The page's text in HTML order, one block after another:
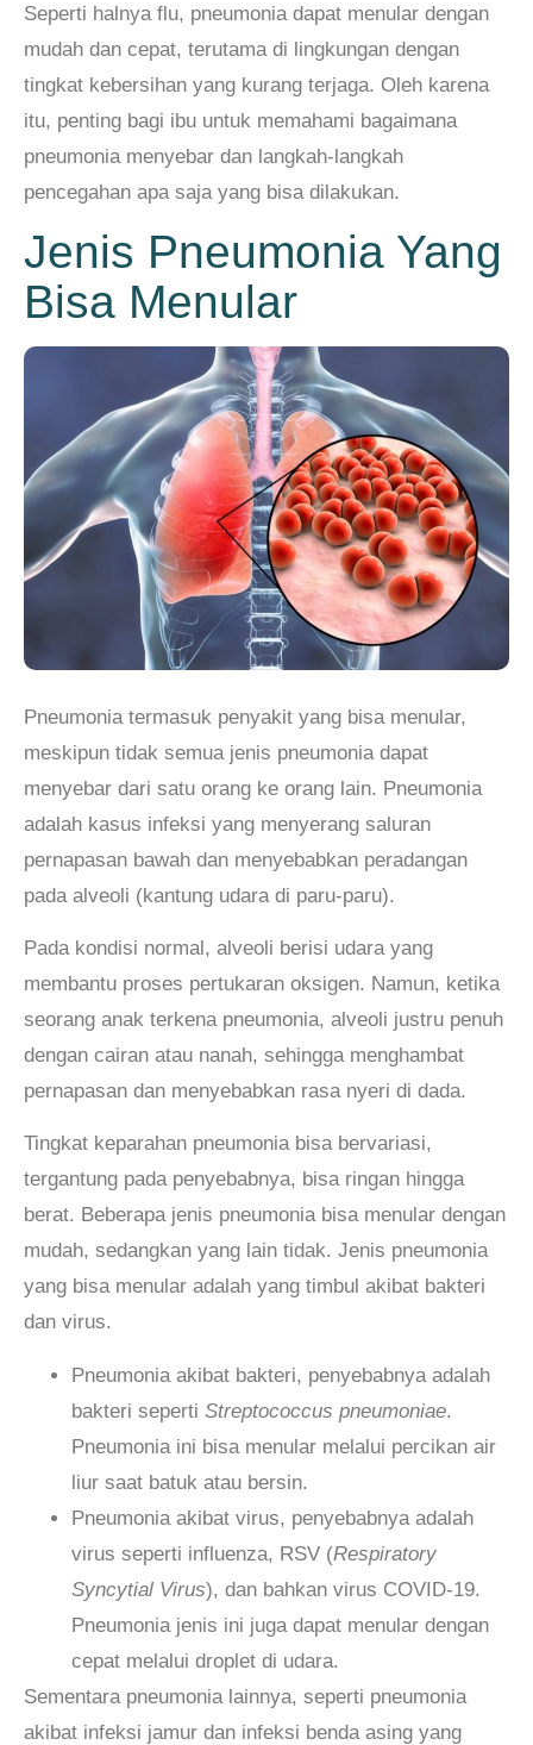
Seperti halnya flu, pneumonia dapat menular dengan
mudah dan cepat, terutama di lingkungan dengan
tingkat kebersihan yang kurang terjaga. Oleh karena
itu, penting bagi ibu untuk memahami bagaimana
pneumonia menyebar dan langkah-langkah
pencegahan apa saja yang bisa dilakukan.
Jenis Pneumonia Yang
Bisa Menular
Pneumonia termasuk penyakit yang bisa menular,
meskipun tidak semua jenis pneumonia dapat
menyebar dari satu orang ke orang lain. Pneumonia
adalah kasus infeksi yang menyerang saluran
pernapasan bawah dan menyebabkan peradangan
pada alveoli (kantung udara di paru-paru).
Pada kondisi normal, alveoli berisi udara yang
membantu proses pertukaran oksigen. Namun, ketika
seorang anak terkena pneumonia, alveoli justru penuh
dengan cairan atau nanah, sehingga menghambat
pernapasan dan menyebabkan rasa nyeri di dada.
Tingkat keparahan pneumonia bisa bervariasi,
tergantung pada penyebabnya, bisa ringan hingga
berat. Beberapa jenis pneumonia bisa menular dengan
mudah, sedangkan yang lain tidak. Jenis pneumonia
yang bisa menular adalah yang timbul akibat bakteri
dan virus.
Pneumonia akibat bakteri, penyebabnya adalah
bakteri seperti Streptococcus pneumoniae.
Pneumonia ini bisa menular melalui percikan air
liur saat batuk atau bersin.
Pneumonia akibat virus, penyebabnya adalah
virus seperti influenza, RSV (Respiratory
Syncytial Virus), dan bahkan virus COVID-19.
Pneumonia jenis ini juga dapat menular dengan
cepat melalui droplet di udara.
Sementara pneumonia lainnya, seperti pneumonia
akibat infeksi jamur dan infeksi benda asing yang